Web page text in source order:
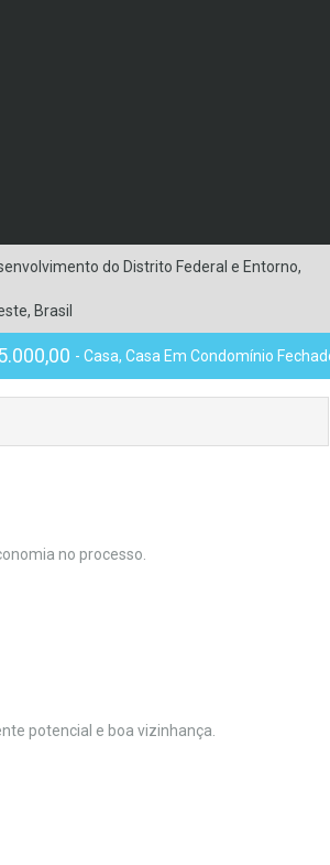
do Distrito Federal e Entorno,
Brasil
- Casa, Casa Em Condomínio
no processo.
potencial e boa vizinhança.